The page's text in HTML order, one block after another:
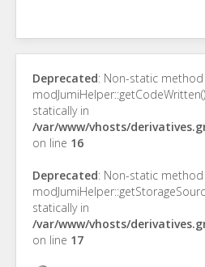
Deprecated: Non-static method
statically in
/var/www/vhosts/
on line 16
Deprecated: Non-static method
statically in
/var/www/vhosts/
on line 17